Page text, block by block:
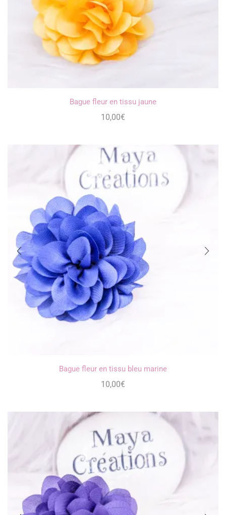
Bague fleur en tissu jaune
10,00€
Bague fleur en tissu bleu marine
10,00€